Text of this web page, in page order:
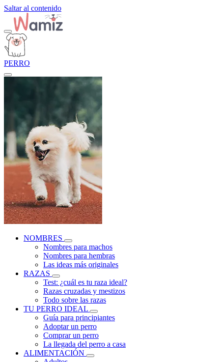
Saltar al contenido
PERRO
NOMBRES
Nombres para machos
Nombres para hembras
Las ideas más originales
RAZAS
Test: ¿cuál es tu raza ideal?
Razas cruzadas y mestizos
Todo sobre las razas
TU PERRO IDEAL
Guía para principiantes
Adoptar un perro
Comprar un perro
La llegada del perro a casa
ALIMENTACIÓN